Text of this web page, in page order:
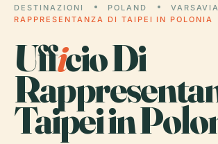
DESTINAZIONI POLAND VARSAVIA
RAPPRESENTANZA DI TAIPEI IN POLONIA
Ufficio Di
Taipei in